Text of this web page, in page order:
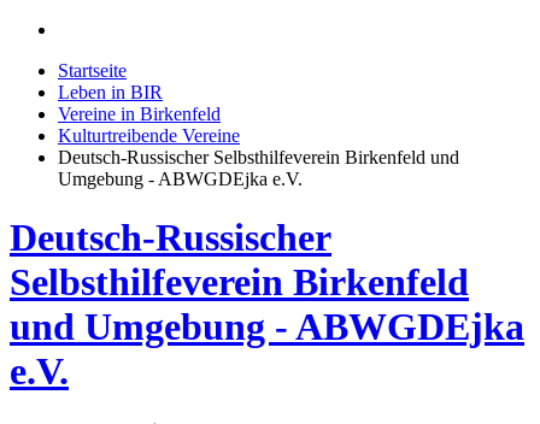
Startseite
Leben in BIR
Vereine in Birkenfeld
Kulturtreibende Vereine
Deutsch-Russischer Selbsthilfeverein Birkenfeld und
Umgebung - ABWGDEjka e.V.
Deutsch-Russischer
Selbsthilfeverein Birkenfeld
und Umgebung - ABWGDEjka
e.V.